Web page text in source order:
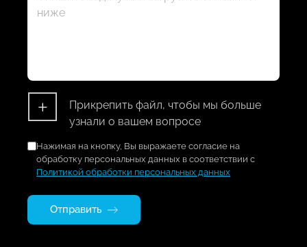
+
Прикрепить файл, чтобы мы больше
узнали о вашем вопросе
Нажимая на кнопку, Вы выражаете согласие на
обработку персональных данных в соответствии с
Политикой обработки персональных данных
Отправить